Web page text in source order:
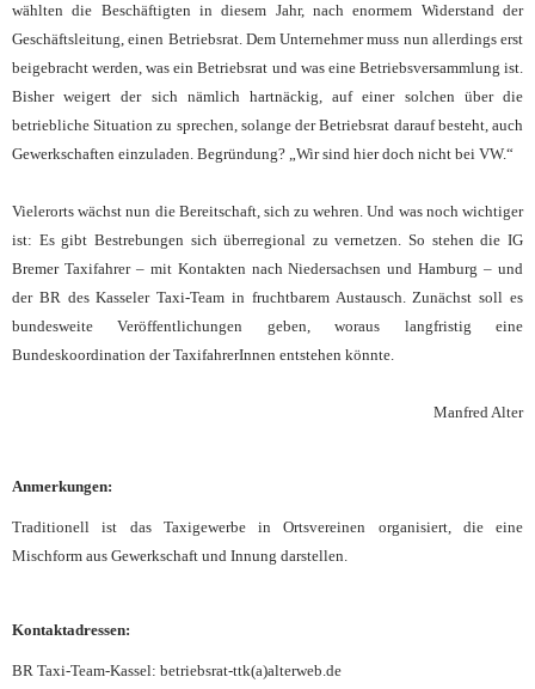
wählten die Beschäftigten in diesem Jahr, nach enormem Widerstand der
Geschäftsleitung, einen Betriebsrat. Dem Unternehmer muss nun allerdings erst
beigebracht werden, was ein Betriebsrat und was eine Betriebsversammlung ist.
Bisher weigert der sich nämlich hartnäckig, auf einer solchen über die
betriebliche Situation zu sprechen, solange der Betriebsrat darauf besteht, auch
Gewerkschaften einzuladen. Begründung? „Wir sind hier doch nicht bei VW.“
Vielerorts wächst nun die Bereitschaft, sich zu wehren. Und was noch wichtiger
ist: Es gibt Bestrebungen sich überregional zu vernetzen. So stehen die IG
Bremer Taxifahrer – mit Kontakten nach Niedersachsen und Hamburg – und
der BR des Kasseler Taxi-Team in fruchtbarem Austausch. Zunächst soll es
bundesweite Veröffentlichungen geben, woraus langfristig eine
Bundeskoordination der TaxifahrerInnen entstehen könnte.
Manfred Alter
Anmerkungen:
Traditionell ist das Taxigewerbe in Ortsvereinen organisiert, die eine
Mischform aus Gewerkschaft und Innung darstellen.
Kontaktadressen:
BR Taxi-Team-Kassel: betriebsrat-ttk(a)alterweb.de